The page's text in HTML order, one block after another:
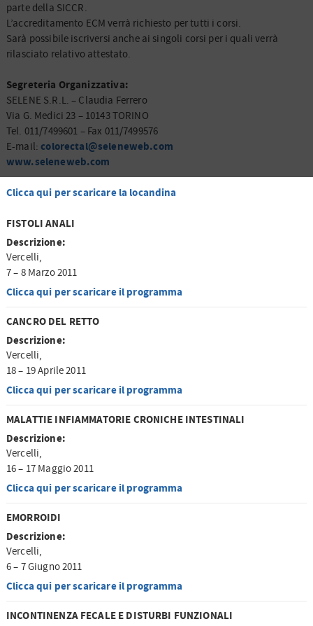
parte della SICCR.
L’accreditamento ECM verrà richiesto per tutti i corsi.
Sarà possibile iscriversi anche ai singoli corsi per i quali verrà
rilasciato relativo attestato.
Segreteria Organizzativa:
SELENE S.R.L. – Claudia Ferrero
Via G. Medici 23 – 10143 TORINO
Tel. 011/7499601 – Fax 011/7499576
E-mail:colorectal@seleneweb.com
www.seleneweb.com
Clicca qui per scaricare la locandina
FISTOLI ANALI
Descrizione:
Vercelli,
7 – 8 Marzo 2011
Clicca qui per scaricare il programma
CANCRO DEL RETTO
Descrizione:
Vercelli,
18 – 19 Aprile 2011
Clicca qui per scaricare il programma
MALATTIE INFIAMMATORIE CRONICHE INTESTINALI
Descrizione:
Vercelli,
16 – 17 Maggio 2011
Clicca qui per scaricare il programma
EMORROIDI
Descrizione:
Vercelli,
6 – 7 Giugno 2011
Clicca qui per scaricare il programma
INCONTINENZA FECALE E DISTURBI FUNZIONALI